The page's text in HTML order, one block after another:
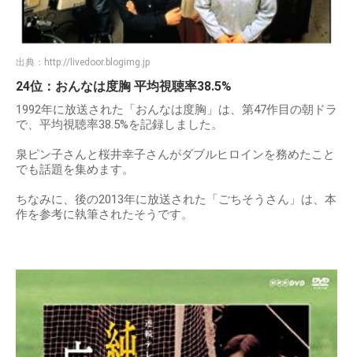
出典： http://livedoor.blogimg.jp
24位：おんなは度胸 平均視聴率38.5%
1992年に放送された「おんなは度胸」は、第47作目の朝ドラ
で、平均視聴率38.5%を記録しました。
泉ピン子さんと桜井幸子さんがダブルヒロインを務めたこと
でも話題を集めます。
ちなみに、後の2013年に放送された「ごちそうさん」は、本
作を参考に執筆されたそうです。